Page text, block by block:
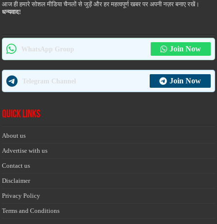
आज ही हमारे सोशल मीडिया चैनलों से जुड़ें और हर महत्वपूर्ण खबर पर अपनी नज़र बनाए रखें।
धन्यवाद!
WhatsApp Group Join Now
Telegram Channel Join Now
Quick Links
About us
Advertise with us
Contact us
Disclaimer
Privacy Policy
Terms and Conditions